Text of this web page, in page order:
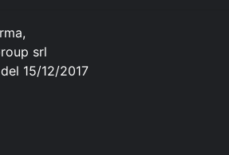
srl
15/12/2017